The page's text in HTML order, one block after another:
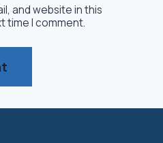
and website in this
time I comment.